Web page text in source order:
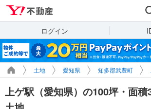
ログイン
土地 愛知県 知多郡武豊町
上ゲ駅（愛知県）の100坪・面